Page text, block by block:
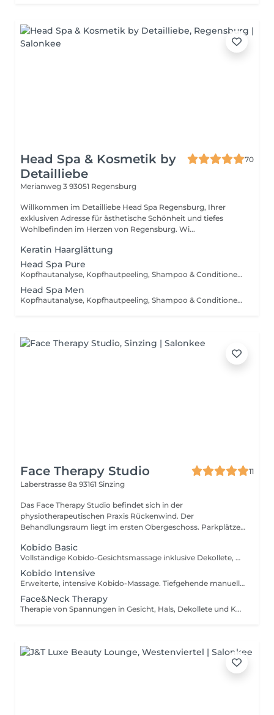
Head Spa & Kosmetik by
Detailliebe
70
Merianweg 3 93051 Regensburg
Willkommen im Detailliebe Head Spa Regensburg, Ihrer
exklusiven Adresse für ästhetische Schönheit und tiefes
Wohlbefinden im Herzen von Regensburg. Wi...
Keratin Haarglättung
Head Spa Pure
Kopfhautanalyse, Kopfhautpeeling, Shampoo & Conditioner, Kopf-, Nacken- und Schultermassage, Kopfhautserum
Head Spa Men
Kopfhautanalyse, Kopfhautpeeling, Shampoo & Conditioner, Kopf-, Nacken- und Schultermassage, Bartpflege
Face Therapy Studio
11
Laberstrasse 8a 93161 Sinzing
Das Face Therapy Studio befindet sich in der
physiotherapeutischen Praxis Rückenwind. Der
Behandlungsraum liegt im ersten Obergeschoss. Parkplätze
Kobido Basic
Vollständige Kobido-Gesichtsmassage inklusive Dekollete, Hals und Kopf. Effekte: Lifting, verbesserte Hautspannung, Entspannung der Gesichtsmuskulatur.
Kobido Intensive
Erweiterte, intensive Kobido-Massage. Tiefgehende manuelle Arbeit an Gesicht, Hals, Dekollete und Kopf. Effekte: maximales Lifting, tiefe Entspannung, Gewebe-Integration.
Face&Neck Therapy
Therapie von Spannungen in Gesicht, Hals, Dekollete und Kopf. Sanfte, punktuelle manuelle und fasziale Arbeit. Für wen geeignet: 1.Personen mit Verspannungen, Kopfschmerzen, Bruxismus, Stress. 2.Personen, die eine muskuläre Therapie wünschen.